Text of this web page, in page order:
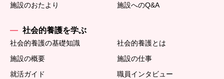
施設のおたより
施設へのQ&A
社会的養護を学ぶ
社会的養護の基礎知識
社会的養護とは
施設の概要
施設の仕事
就活ガイド
職員インタビュー